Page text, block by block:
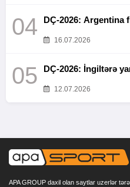
04 DÇ-2026: Argentina
16.07.2026
05 DÇ-2026: İngiltərə
12.07.2026
APA GROUP daxil olan saytlar uzerlər